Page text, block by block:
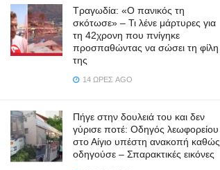
Τραγωδία: «Ο πανικός τη
σκότωσε» – Τι λένε μάρτυρες για
τη 42χρονη που πνίγηκε
προσπαθώντας να σώσει τη φίλη
της
14 ΏΡΕΣ AGO
Πήγε στην δουλειά του και δεν
γύρισε ποτέ: Οδηγός λεωφορείου
στο Αίγιο υπέστη ανακοπή καθώς
οδηγούσε – Σπαρακτικές εικόνες